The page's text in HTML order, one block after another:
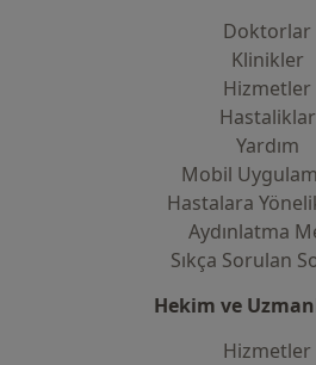
Doktorlar
Klinikler
Hizmetler
Hastaliklar
Yardım
Mobil
Hastalara
Aydınlatma
Sıkça Sorulan
Hekim ve
Hizmetler